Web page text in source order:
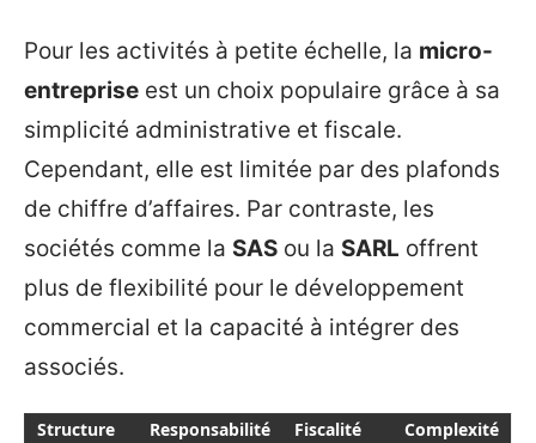
Pour les activités à petite échelle, la micro-
entreprise est un choix populaire grâce à sa
simplicité administrative et fiscale.
Cependant, elle est limitée par des plafonds
de chiffre d’affaires. Par contraste, les
sociétés comme la SAS ou la SARL offrent
plus de flexibilité pour le développement
commercial et la capacité à intégrer des
associés.
Structure Responsabilité Fiscalité
Complexité